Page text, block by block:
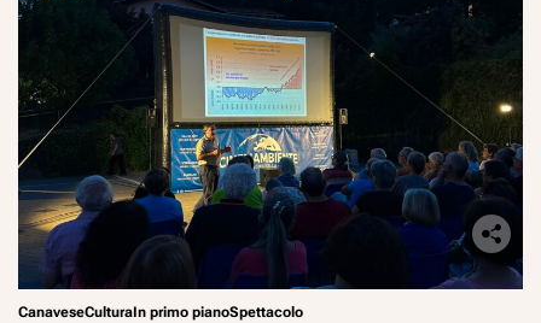
CanaveseCulturaIn primo pianoSpettacolo